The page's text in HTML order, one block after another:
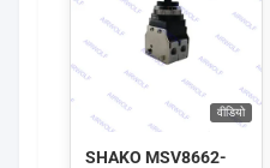
वीडियो
SHAKO MSV8662-